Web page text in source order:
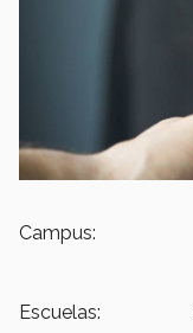
Campus:
Escuelas: